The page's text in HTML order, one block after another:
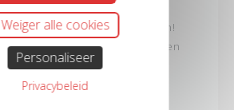
onze producten
zitten vol ideeën!
Speel met kleuren
en laat uw
persoonlijkheid
Weiger alle cookies
Personaliseer
Privacybeleid